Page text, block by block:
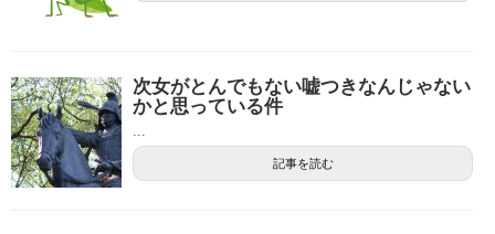
次女がとんでもない嘘つきなんじゃない
かと思っている件
...
記事を読む